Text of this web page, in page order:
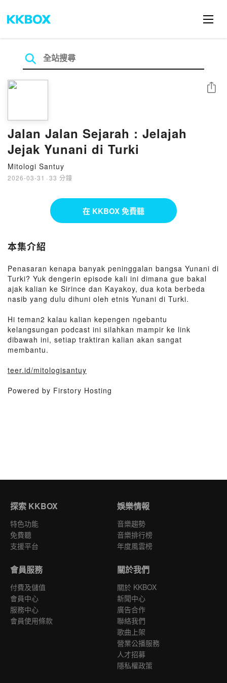
Jalan Jalan Sejarah : Jelajah
Jejak Yunani di Turki
Mitologi Santuy
2026-03-31 · 33 分鐘
分享
在 KKBOX 免費聽
本集介紹
Penasaran kenapa banyak peninggalan bangsa Yunani di
Turki? Yuk dengerin episode kali ini dimana gue bakal
ajak kalian ke Sirince dan Kayakoy, dua kota berbeda
nasib yang dulu dihuni oleh etnis Yunani di Turki.
Hi teman2 kalau kalian kepengen ngebantu
kelangsungan podcast ini silahkan mampir ke link
dibawah ini, setiap traktiran kalian akan sangat
membantu.
teer.id/mitologisantuy
Powered by Firstory Hosting
探索 KKBOX
特色功能
免費聽
支援平台
娛樂情報
音樂趨勢
音樂排行榜
年度風雲榜
會員服務
付費及儲值
會員中心
服務中心
會員使用條款
關於我們
關於 KKBOX
新聞中心
廣告合作
聯絡我們
歌曲上架
營業公播服務
人才招募
隱私權政策